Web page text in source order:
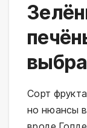
Сорт
но нюансы